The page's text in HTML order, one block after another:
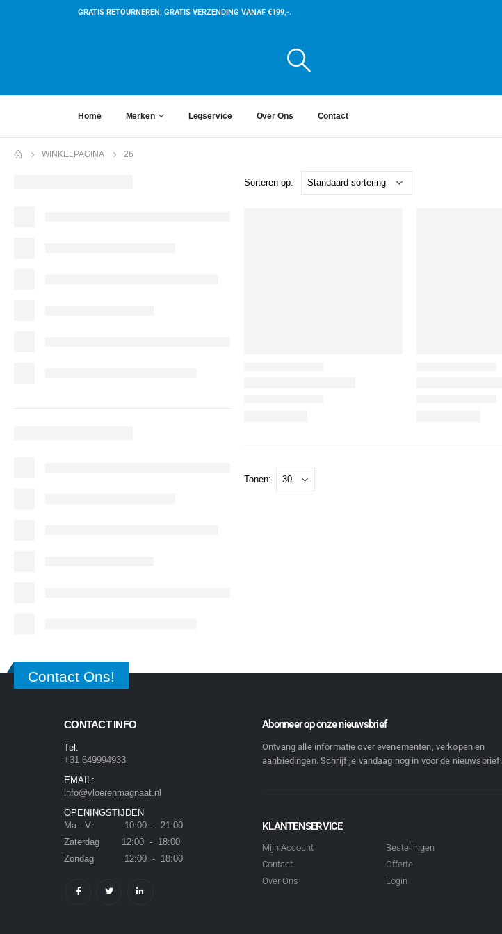
GRATIS RETOURNEREN. GRATIS VERZENDING VANAF €199,-.
Home Merken Legservice Over Ons Contact
WINKELPAGINA 26
Sorteren op:
Tonen:
Contact Ons!
CONTACT INFO
Tel:
+31 649994933
EMAIL:
info@vloerenmagnaat.nl
OPENINGSTIJDEN
Ma - Vr 10:00 - 21:00
Zaterdag 12:00 - 18:00
Zondag 12:00 - 18:00
Abonneer op onze nieuwsbrief
Ontvang alle informatie over evenementen, verkopen en
aanbiedingen. Schrijf je vandaag nog in voor de nieuwsbrief.
KLANTENSERVICE
Mijn Account
Contact
Over Ons
Bestellingen
Offerte
Login